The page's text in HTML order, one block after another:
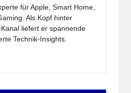
für Apple, Smart Home,
Als Kopf hinter
liefert er spannende
Technik-Insights.